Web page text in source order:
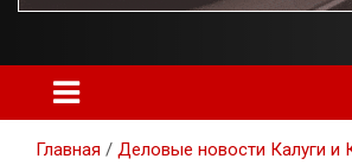
Главная Деловые новости Калуги и